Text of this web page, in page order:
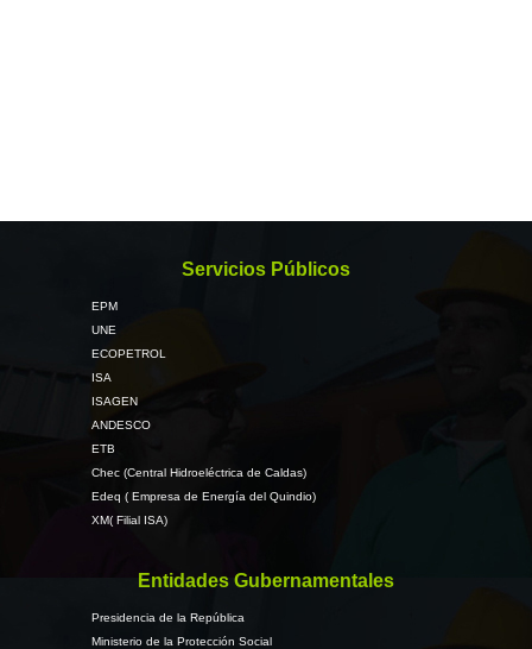
Servicios Públicos
EPM
UNE
ECOPETROL
ISA
ISAGEN
ANDESCO
ETB
Chec (Central Hidroeléctrica de Caldas)
Edeq ( Empresa de Energía del Quindio)
XM( Filial ISA)
Entidades Gubernamentales
Presidencia de la República
Ministerio de la Protección Social